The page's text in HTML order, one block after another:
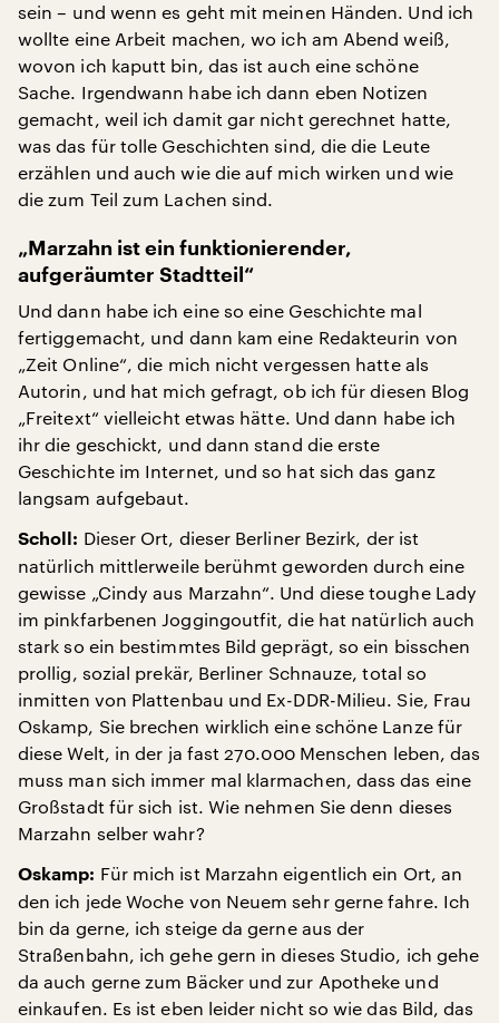
sein – und wenn es geht mit meinen Händen. Und ich
wollte eine Arbeit machen, wo ich am Abend weiß,
wovon ich kaputt bin, das ist auch eine schöne
Sache. Irgendwann habe ich dann eben Notizen
gemacht, weil ich damit gar nicht gerechnet hatte,
was das für tolle Geschichten sind, die die Leute
erzählen und auch wie die auf mich wirken und wie
die zum Teil zum Lachen sind.
„Marzahn ist ein funktionierender,
aufgeräumter Stadtteil“
Und dann habe ich eine so eine Geschichte mal
fertiggemacht, und dann kam eine Redakteurin von
„Zeit Online“, die mich nicht vergessen hatte als
Autorin, und hat mich gefragt, ob ich für diesen Blog
„Freitext“ vielleicht etwas hätte. Und dann habe ich
ihr die geschickt, und dann stand die erste
Geschichte im Internet, und so hat sich das ganz
langsam aufgebaut.
Scholl: Dieser Ort, dieser Berliner Bezirk, der ist
natürlich mittlerweile berühmt geworden durch eine
gewisse „Cindy aus Marzahn“. Und diese toughe Lady
im pinkfarbenen Joggingoutfit, die hat natürlich auch
stark so ein bestimmtes Bild geprägt, so ein bisschen
prollig, sozial prekär, Berliner Schnauze, total so
inmitten von Plattenbau und Ex-DDR-Milieu. Sie, Frau
Oskamp, Sie brechen wirklich eine schöne Lanze für
diese Welt, in der ja fast 270.000 Menschen leben, das
muss man sich immer mal klarmachen, dass das eine
Großstadt für sich ist. Wie nehmen Sie denn dieses
Marzahn selber wahr?
Oskamp: Für mich ist Marzahn eigentlich ein Ort, an
den ich jede Woche von Neuem sehr gerne fahre. Ich
bin da gerne, ich steige da gerne aus der
Straßenbahn, ich gehe gern in dieses Studio, ich gehe
da auch gerne zum Bäcker und zur Apotheke und
einkaufen. Es ist eben leider nicht so wie das Bild, das